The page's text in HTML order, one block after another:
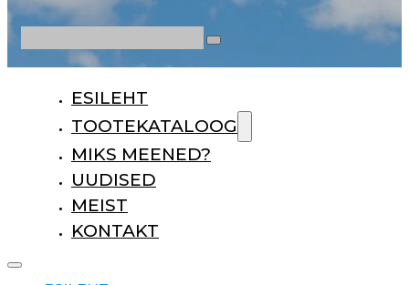
ESILEHT
TOOTEKATALOOG
MIKS MEENED?
UUDISED
MEIST
KONTAKT